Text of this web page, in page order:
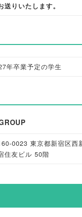
送りいたします。
年卒業予定の学生
0023 東京都新宿区西
住友ビル 50階